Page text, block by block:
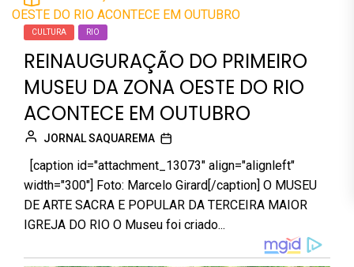
CULTURA RIO
REINAUGURAÇÃO DO PRIMEIRO
MUSEU DA ZONA OESTE DO RIO
ACONTECE EM OUTUBRO
JORNAL SAQUAREMA
[caption id="attachment_13073" align="alignleft"
width="300"] Foto: Marcelo Girard[/caption] O MUSEU
DE ARTE SACRA E POPULAR DA TERCEIRA MAIOR
IGREJA DO RIO O Museu foi criado...